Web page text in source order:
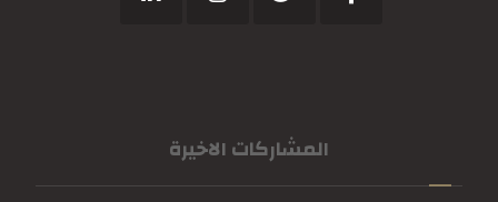
المشاركات الاخيرة